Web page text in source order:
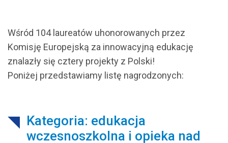
Wśród 104 laureatów uhonorowanych przez
Komisję Europejską za innowacyjną edukację
znalazły się cztery projekty z Polski!
Poniżej przedstawiamy listę nagrodzonych:
Kategoria: edukacja
wczesnoszkolna i opieka nad